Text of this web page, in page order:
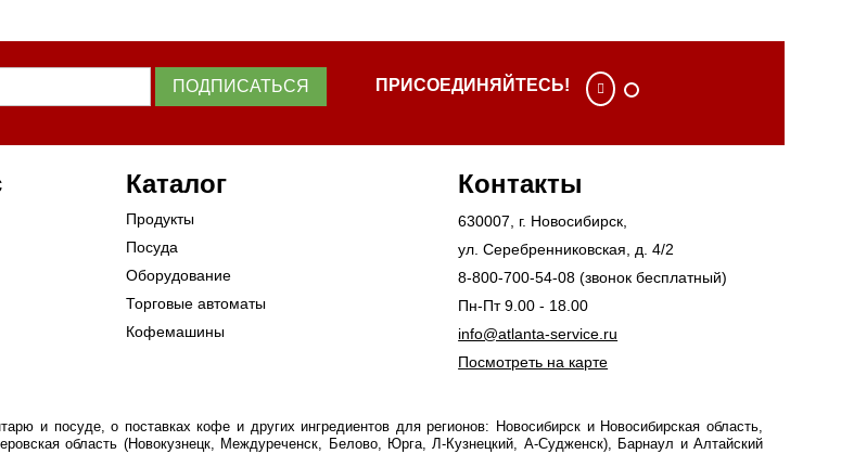
ПОДПИСАТЬСЯ ПРИСОЕДИНЯЙТЕСЬ!
Каталог
Продукты
Посуда
Оборудование
Торговые автоматы
Кофемашины
Контакты
630007 , г. Новосибирск
ул. Серебренниковская, д. 4/2
8-800-700-54-08 (звонок бесплатный)
Пн-Пт 9.00 - 18.00
info@atlanta-service.ru
Посмотреть на карте
и посуде, о поставках кофе и других ингредиентов для регионов: Новосибирск и Новосибирская область,
область (Новокузнецк, Междуреченск, Белово, Юрга, Л-Кузнецкий, А-Судженск), Барнаул и Алтайский